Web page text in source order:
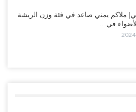
ملاكم يمني صاعد في فئة وزن الريشة
في…